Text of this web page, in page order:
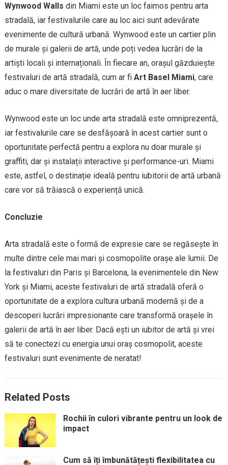
Wynwood Walls din Miami este un loc faimos pentru arta
stradală, iar festivalurile care au loc aici sunt adevărate
evenimente de cultură urbană. Wynwood este un cartier plin
de murale și galerii de artă, unde poți vedea lucrări de la
artiști locali și internaționali. În fiecare an, orașul găzduiește
festivaluri de artă stradală, cum ar fi Art Basel Miami, care
aduc o mare diversitate de lucrări de artă în aer liber.
Wynwood este un loc unde arta stradală este omniprezentă,
iar festivalurile care se desfășoară în acest cartier sunt o
oportunitate perfectă pentru a explora nu doar murale și
graffiti, dar și instalații interactive și performance-uri. Miami
este, astfel, o destinație ideală pentru iubitorii de artă urbană
care vor să trăiască o experiență unică.
Concluzie
Arta stradală este o formă de expresie care se regăsește în
multe dintre cele mai mari și cosmopolite orașe ale lumii. De
la festivaluri din Paris și Barcelona, la evenimentele din New
York și Miami, aceste festivaluri de artă stradală oferă o
oportunitate de a explora cultura urbană modernă și de a
descoperi lucrări impresionante care transformă orașele în
galerii de artă în aer liber. Dacă ești un iubitor de artă și vrei
să te conectezi cu energia unui oraș cosmopolit, aceste
festivaluri sunt evenimente de neratat!
Related Posts
Rochii în culori vibrante pentru un look de
impact
Cum să îți îmbunătățești flexibilitatea cu